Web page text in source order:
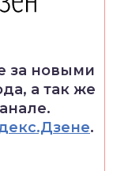
за новыми
а так же
.